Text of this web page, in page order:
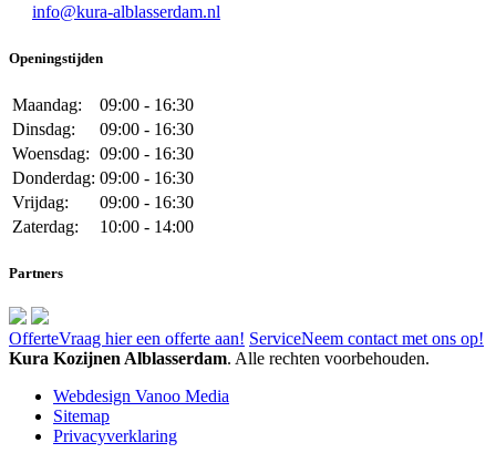
info@kura-alblasserdam.nl
Openingstijden
Maandag:
09:00 - 16:30
Dinsdag:
09:00 - 16:30
Woensdag: 09:00 - 16:30
Donderdag: 09:00 - 16:30
Vrijdag:
09:00 - 16:30
Zaterdag:
10:00 - 14:00
Partners
OfferteVraag hier een offerte aan! ServiceNeem contact met ons op!
Kura Kozijnen Alblasserdam. Alle rechten voorbehouden.
Webdesign Vanoo Media
Sitemap
Privacyverklaring